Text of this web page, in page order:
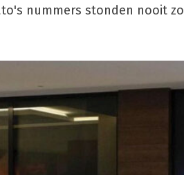
nummers stonden nooit